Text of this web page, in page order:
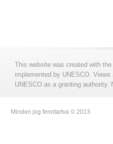
This website was created with
implemented by UNESCO.
UNESCO as a granting authority.
Minden jog fenntartva © 2013